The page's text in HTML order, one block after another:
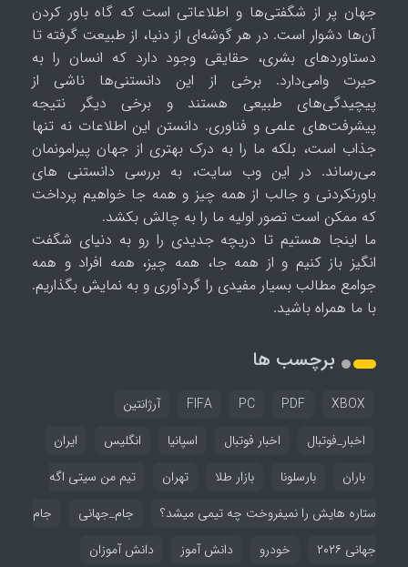
جهان پر از شگفتی‌ها و اطلاعاتی است که گاه باور کردن
آن‌ها دشوار است. در هر گوشه‌ای از دنیا، از طبیعت گرفته تا
دستاوردهای بشری، حقایقی وجود دارد که انسان را به
حیرت وامی‌دارد. برخی از این دانستنی‌ها ناشی از
پیچیدگی‌های طبیعی هستند و برخی دیگر نتیجه
پیشرفت‌های علمی و فناوری. دانستن این اطلاعات نه تنها
جذاب است، بلکه ما را به درک بهتری از جهان پیرامونمان
می‌رساند. در این وب سایت، به بررسی دانستنی های
باورنکردنی و جالب از همه چیز و همه جا خواهیم پرداخت
که ممکن است تصور اولیه ما را به چالش بکشد.
ما اینجا هستیم تا دریچه جدیدی را رو به دنیای شگفت
انگیز باز کنیم و از همه جا، همه چیز، همه افراد و همه
جوامع مطالب بسیار مفیدی را گردآوری و به نمایش بگذاریم.
با ما همراه باشید.
برچسب ها
FIFA PC PDF XBOX
آرژانتین
اخبار_فوتبال
اخبار فوتبال اسپانیا انگلیس
ایران
باران
بارسلونا بازار طلا تهران
تیم من سیتی اگه
ستاره هایش را نمیفروخت چه تیمی میشد؟
جام_جهانی
جام
جهانی ۲۰۲۶
خودرو دانش آموز دانش آموزان